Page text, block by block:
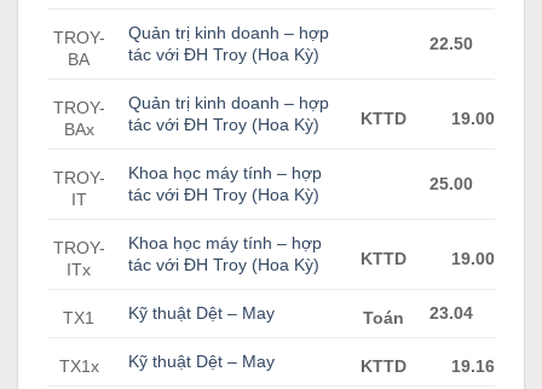
TROY-
BA
Quản trị kinh doanh – hợp
tác với ĐH Troy (Hoa Kỳ)
22.50
TROY-
BAx
Quản trị kinh doanh – hợp
tác với ĐH Troy (Hoa Kỳ)
KTTD 19.00
TROY-
IT
Khoa học máy tính – hợp
tác với ĐH Troy (Hoa Kỳ)
25.00
TROY-
ITx
Khoa học máy tính – hợp
tác với ĐH Troy (Hoa Kỳ)
KTTD 19.00
TX1 Kỹ thuật Dệt – May Toán 23.04
TX1x Kỹ thuật Dệt – May KTTD 19.16